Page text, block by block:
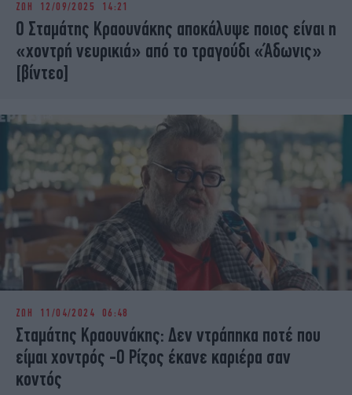
iBOOKS
OSCARS
THE OCEAN
MEDIA
ELAMEFORA
ΖΩΗ 12/09/2025 14:21
Ο Σταμάτης Κραουνάκης αποκάλυψε ποιος είναι η
«χοντρή νευρικιά» από το τραγούδι «Άδωνις»
[βίντεο]
ΖΩΗ 11/04/2024 06:48
Σταμάτης Κραουνάκης: Δεν ντράπηκα ποτέ που
είμαι χοντρός -Ο Ρίζος έκανε καριέρα σαν
κοντός